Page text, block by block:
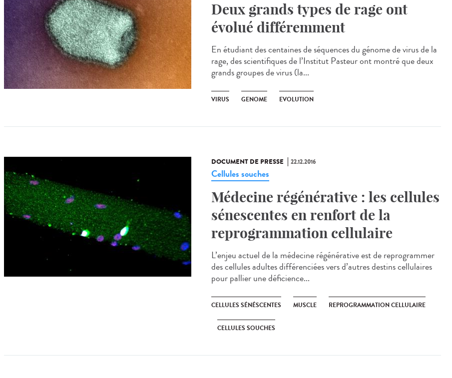
Deux grands types de rage ont
évolué différemment
En étudiant des centaines de séquences du génome de virus de la
rage, des scientifiques de l’Institut Pasteur ont montré que deux
grands groupes de virus (la...
VIRUS GENOME EVOLUTION
DOCUMENT DE PRESSE 22.12.2016
Cellules souches
Médecine régénérative : les cellules
sénescentes en renfort de la
reprogrammation cellulaire
L’enjeu actuel de la médecine régénérative est de reprogrammer
des cellules adultes différenciées vers d’autres destins cellulaires
pour pallier une déficience...
CELLULES SÉNÉSCENTES MUSCLE REPROGRAMMATION CELLULAIRE
CELLULES SOUCHES